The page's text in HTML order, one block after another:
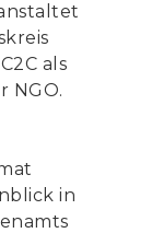
als
NGO.
in